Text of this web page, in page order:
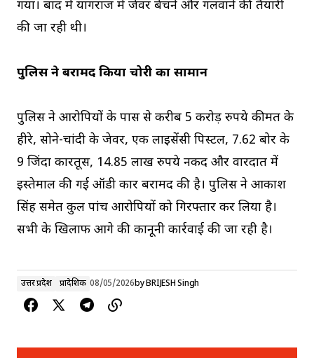
गया। बाद में प्रयागराज में जेवर बेचने और गलवाने की तैयारी
की जा रही थी।
पुलिस ने बरामद किया चोरी का सामान
पुलिस ने आरोपियों के पास से करीब 5 करोड़ रुपये कीमत के
हीरे, सोने-चांदी के जेवर, एक लाइसेंसी पिस्टल, 7.62 बोर के
9 जिंदा कारतूस, 14.85 लाख रुपये नकद और वारदात में
इस्तेमाल की गई ऑडी कार बरामद की है। पुलिस ने आकाश
सिंह समेत कुल पांच आरोपियों को गिरफ्तार कर लिया है।
सभी के खिलाफ आगे की कानूनी कार्रवाई की जा रही है।
उत्तर प्रदेश प्रादेशिक 08/05/2026byBRIJESH Singh